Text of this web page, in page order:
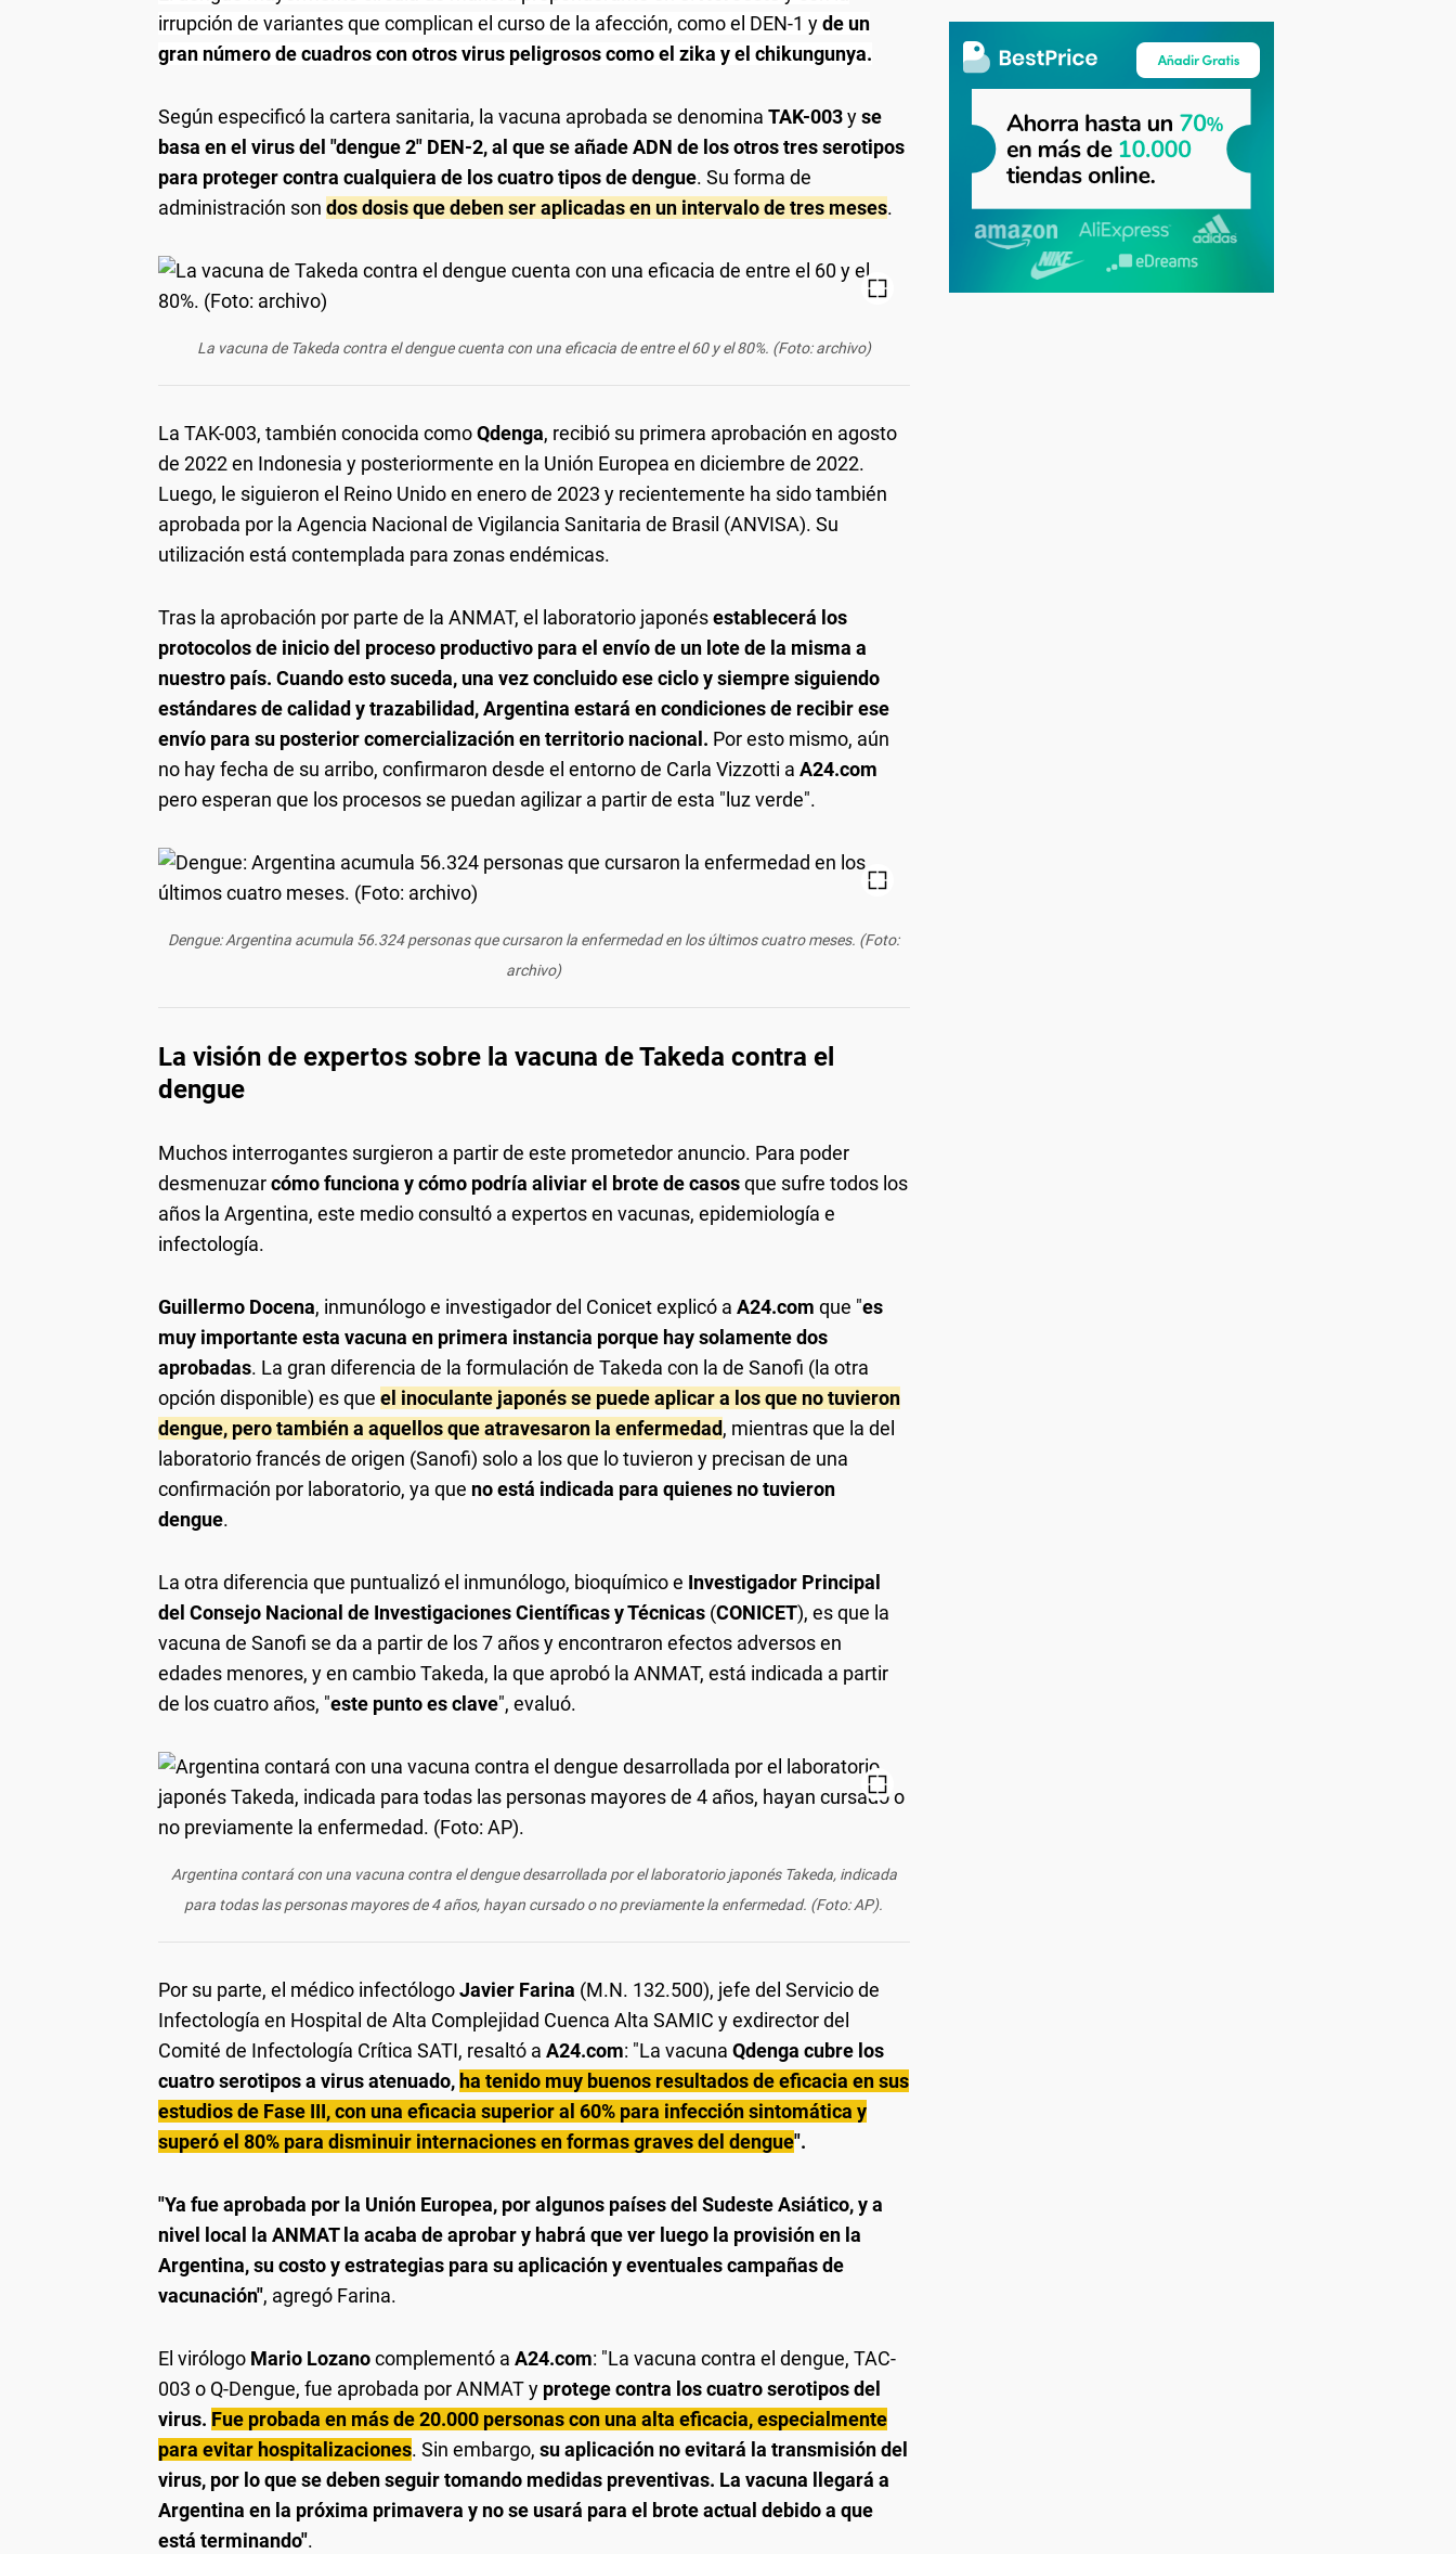
irrupción de variantes que complican el curso de la afección, como el DEN-1 yde un
gran número de cuadros con otros virus peligrosos como el zika y el chikungunya.
Según especificó la cartera sanitaria, la vacuna aprobada se denomina TAK-003yse
basa en el virus del "dengue 2" DEN-2, al que se añade ADN de los otros tres serotipos
para proteger contra cualquiera de los cuatro tipos de dengue. Su forma de
administración son dos dosis que deben ser aplicadas en un intervalo de tres meses.
La vacuna de Takeda contra el dengue cuenta con una eficacia de entre el 60 y el 80%. (Foto: archivo)
La TAK-003, también conocida comoQdenga, recibió su primera aprobación en agosto
de 2022 en Indonesia y posteriormente en la Unión Europea en diciembre de 2022.
Luego, le siguieron el Reino Unido en enero de 2023 y recientemente ha sido también
aprobada por la Agencia Nacional de Vigilancia Sanitaria de Brasil (ANVISA). Su
utilización está contemplada para zonas endémicas.
Tras la aprobación por parte de la ANMAT, el laboratorio japonésestablecerá los
protocolos de inicio del proceso productivo para el envío de un lote de la misma a
nuestro país. Cuando esto suceda, una vez concluido ese ciclo y siempre siguiendo
estándares de calidad y trazabilidad, Argentina estará en condiciones de recibir ese
envío para su posterior comercialización en territorio nacional. Por esto mismo, aún
no hay fecha de su arribo, confirmaron desde el entorno de Carla Vizzotti a A24.com
pero esperan que los procesos se puedan agilizar a partir de esta "luz verde".
Dengue: Argentina acumula 56.324 personas que cursaron la enfermedad en los últimos cuatro meses. (Foto:
archivo)
La visión de expertos sobre la vacuna de Takeda contra el
dengue
Muchos interrogantes surgieron a partir de este prometedor anuncio. Para poder
desmenuzarcómo funciona y cómo podría aliviar el brote de casosque sufre todos los
años la Argentina, este medio consultó a expertos en vacunas, epidemiología e
infectología.
Guillermo Docena, inmunólogo e investigador del Conicet explicó a A24.com que "es
muy importante esta vacuna en primera instancia porque hay solamente dos
aprobadas. La gran diferencia de la formulación de Takeda con la de Sanofi (la otra
opción disponible) es que el inoculante japonés se puede aplicar a los que no tuvieron
dengue, pero también a aquellos que atravesaron la enfermedad, mientras que la del
laboratorio francés de origen (Sanofi) solo a los que lo tuvieron y precisan de una
confirmación por laboratorio, ya que no está indicada para quienes no tuvieron
dengue.
La otra diferencia que puntualizó el inmunólogo, bioquímico e Investigador Principal
del Consejo Nacional de Investigaciones Científicas y Técnicas (CONICET), es que la
vacuna de Sanofi se da a partir de los 7 años y encontraron efectos adversos en
edades menores, y en cambio Takeda, la que aprobó la ANMAT, está indicada a partir
de los cuatro años, "este punto es clave", evaluó.
Argentina contará con una vacuna contra el dengue desarrollada por el laboratorio japonés Takeda, indicada
para todas las personas mayores de 4 años, hayan cursado o no previamente la enfermedad. (Foto: AP).
Por su parte, el médico infectólogoJavier Farina (M.N. 132.500), jefe del Servicio de
Infectología en Hospital de Alta Complejidad Cuenca Alta SAMIC y exdirector del
Comité de Infectología Crítica SATI, resaltó a A24.com: "La vacuna Qdenga cubre los
cuatro serotipos a virus atenuado, ha tenido muy buenos resultados de eficacia en sus
estudios de Fase III, con una eficacia superior al 60% para infección sintomática y
superó el 80% para disminuir internaciones en formas graves del dengue".
"Ya fue aprobada por la Unión Europea, por algunos países del Sudeste Asiático, y a
nivel local la ANMAT la acaba de aprobar y habrá que ver luego la provisión en la
Argentina, su costo y estrategias para su aplicación y eventuales campañas de
vacunación", agregó Farina.
El virólogo Mario Lozanocomplementó a A24.com: "La vacuna contra el dengue, TAC-
003 o Q-Dengue, fue aprobada por ANMAT y protege contra los cuatro serotipos del
virus. Fue probada en más de 20.000 personas con una alta eficacia, especialmente
para evitar hospitalizaciones. Sin embargo, su aplicación no evitará la transmisión del
virus, por lo que se deben seguir tomando medidas preventivas. La vacuna llegará a
Argentina en la próxima primavera y no se usará para el brote actual debido a que
está terminando".